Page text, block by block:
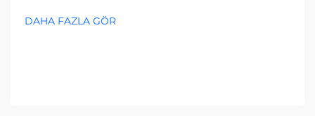
keşfedin. Maliyetleri azaltın ve verimliliği artırın—
şimdi tam rehberi edinin.
DAHA FAZLA GÖR